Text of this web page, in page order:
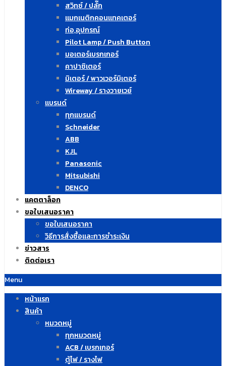
สวิทซ์ / ปลั๊ก
แมกเนติกคอนแทคเตอร์
ท่อ,อุปกรณ์
Pilot Lamp / Push Button
มอเตอร์เบรกเกอร์
คาปาซิเตอร์
มิเตอร์ / พาวเวอร์มิเตอร์
Wireway / รางวายเวย์
แบรนด์
ทุกแบรนด์
Schneider
ABB
KJL
Panasonic
Mitsubishi
DENCO
แคตตาล็อก
ขอใบเสนอราคา
ขอใบเสนอราคา
วิธีการสั่งซื้อและการชำระเงิน
ข่าวสาร
ติดต่อเรา
Menu
หน้าแรก
สินค้า
หมวดหมู่
ทุกหมวดหมู่
ACB / เบรกเกอร์
ตู้ไฟ / รางไฟ